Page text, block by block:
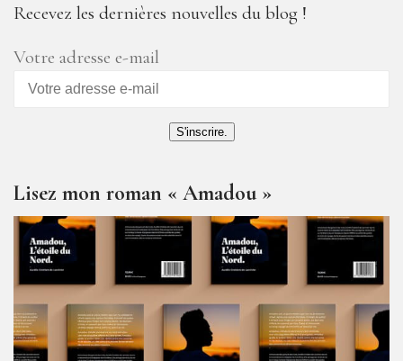
Recevez les dernières nouvelles du blog !
Votre adresse e-mail
S'inscrire.
Lisez mon roman « Amadou »